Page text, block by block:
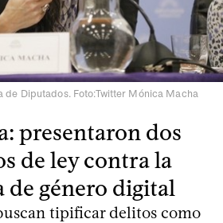
de Diputados. Foto:Twitter Mónica Macha
presentaron dos
de ley contra la
de género digital
tipificar delitos como